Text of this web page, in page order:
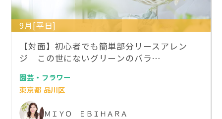
9月[平日]
【対面】初心者でも簡単部分リースアレン
ジ この世にないグリーンのバラ…
園芸・フラワー
東京都 品川区
ＭＩＹＯ ＥＢＩＨＡＲＡ